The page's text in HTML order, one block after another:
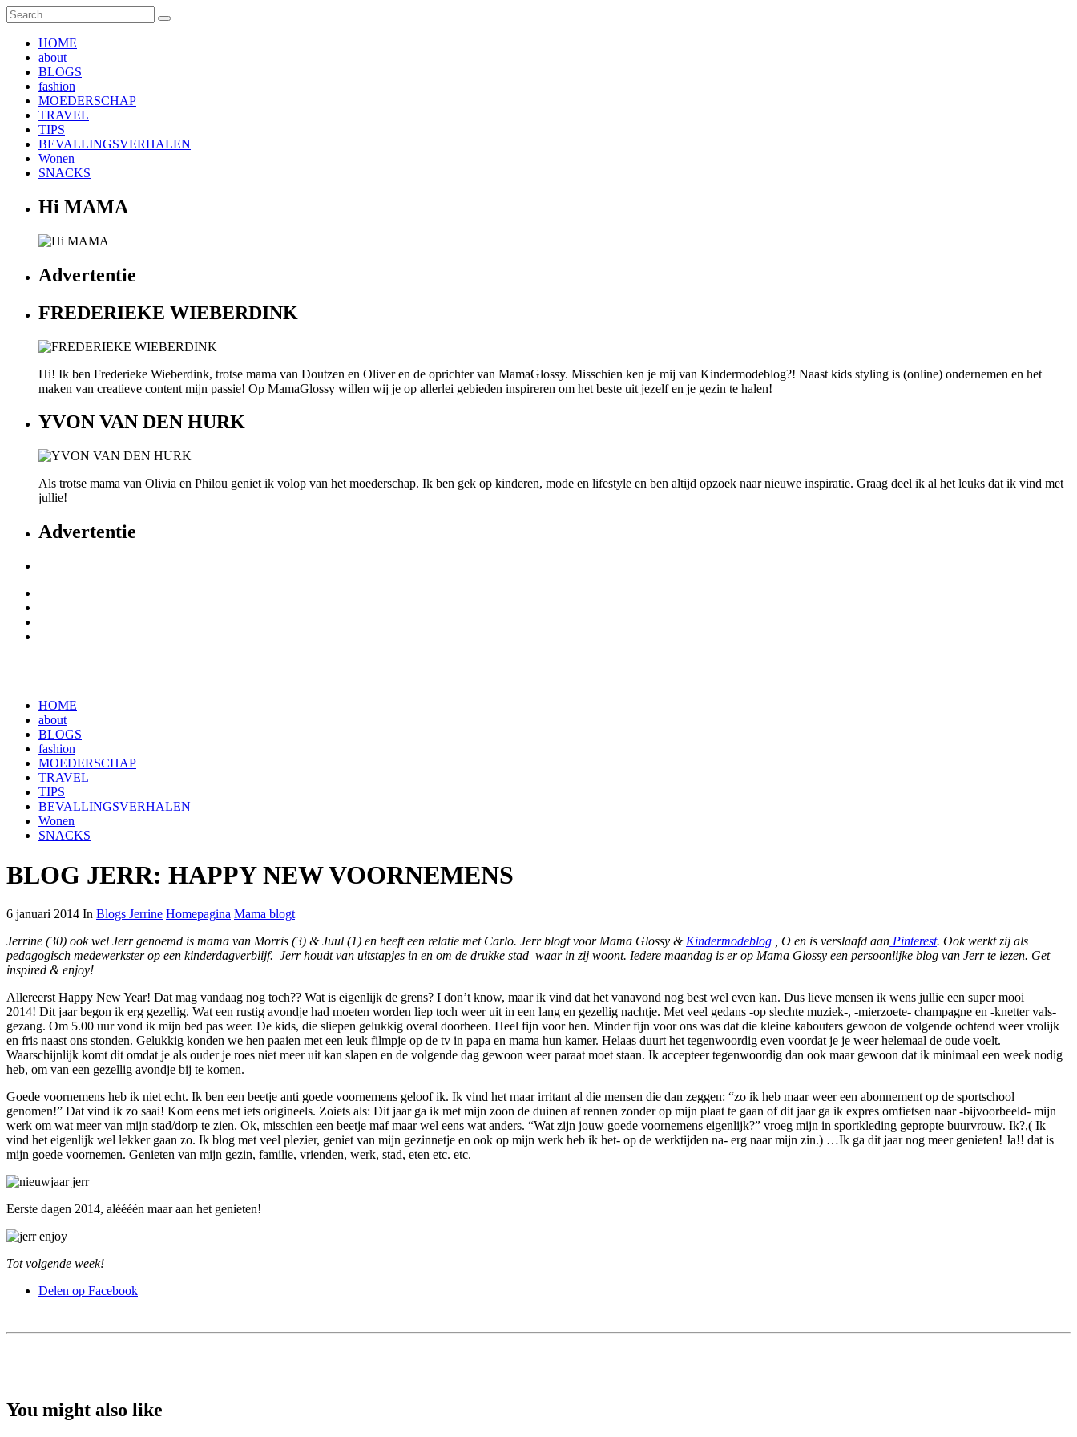
HOME
about
BLOGS
fashion
MOEDERSCHAP
TRAVEL
TIPS
BEVALLINGSVERHALEN
Wonen
SNACKS
Hi MAMA
Advertentie
FREDERIEKE WIEBERDINK
Hi! Ik ben Frederieke Wieberdink, trotse mama van Doutzen en Oliver en de oprichter van MamaGlossy. Misschien ken je mij van Kindermodeblog?! Naast kids styling is (online) ondernemen en het
maken van creatieve content mijn passie! Op MamaGlossy willen wij je op allerlei gebieden inspireren om het beste uit jezelf en je gezin te halen!
YVON VAN DEN HURK
Als trotse mama van Olivia en Philou geniet ik volop van het moederschap. Ik ben gek op kinderen, mode en lifestyle en ben altijd opzoek naar nieuwe inspiratie. Graag deel ik al het leuks dat ik vind met
jullie!
Advertentie
HOME
about
BLOGS
fashion
MOEDERSCHAP
TRAVEL
TIPS
BEVALLINGSVERHALEN
Wonen
SNACKS
BLOG JERR: HAPPY NEW VOORNEMENS
6 januari 2014 In Blogs Jerrine Homepagina Mama blogt
Jerrine (30) ook wel Jerr genoemd is mama van Morris (3) & Juul (1) en heeft een relatie met Carlo. Jerr blogt voor Mama Glossy & Kindermodeblog , O en is verslaafd aan Pinterest. Ook werkt zij als
pedagogisch medewerkster op een kinderdagverblijf. Jerr houdt van uitstapjes in en om de drukke stad waar in zij woont. Iedere maandag is er op Mama Glossy een persoonlijke blog van Jerr te lezen. Get
inspired & enjoy!
Allereerst Happy New Year! Dat mag vandaag nog toch?? Wat is eigenlijk de grens? I don’t know, maar ik vind dat het vanavond nog best wel even kan. Dus lieve mensen ik wens jullie een super mooi
2014! Dit jaar begon ik erg gezellig. Wat een rustig avondje had moeten worden liep toch weer uit in een lang en gezellig nachtje. Met veel gedans -op slechte muziek-, -mierzoete- champagne en -knetter vals-
gezang. Om 5.00 uur vond ik mijn bed pas weer. De kids, die sliepen gelukkig overal doorheen. Heel fijn voor hen. Minder fijn voor ons was dat die kleine kabouters gewoon de volgende ochtend weer vrolijk
en fris naast ons stonden. Gelukkig konden we hen paaien met een leuk filmpje op de tv in papa en mama hun kamer. Helaas duurt het tegenwoordig even voordat je je weer helemaal de oude voelt.
Waarschijnlijk komt dit omdat je als ouder je roes niet meer uit kan slapen en de volgende dag gewoon weer paraat moet staan. Ik accepteer tegenwoordig dan ook maar gewoon dat ik minimaal een week nodig
heb, om van een gezellig avondje bij te komen.
Goede voornemens heb ik niet echt. Ik ben een beetje anti goede voornemens geloof ik. Ik vind het maar irritant al die mensen die dan zeggen: “zo ik heb maar weer een abonnement op de sportschool
genomen!” Dat vind ik zo saai! Kom eens met iets origineels. Zoiets als: Dit jaar ga ik met mijn zoon de duinen af rennen zonder op mijn plaat te gaan of dit jaar ga ik expres omfietsen naar -bijvoorbeeld- mijn
werk om wat meer van mijn stad/dorp te zien. Ok, misschien een beetje maf maar wel eens wat anders. “Wat zijn jouw goede voornemens eigenlijk?” vroeg mijn in sportkleding gepropte buurvrouw. Ik?,( Ik
vind het eigenlijk wel lekker gaan zo. Ik blog met veel plezier, geniet van mijn gezinnetje en ook op mijn werk heb ik het- op de werktijden na- erg naar mijn zin.) …Ik ga dit jaar nog meer genieten! Ja!! dat is
mijn goede voornemen. Genieten van mijn gezin, familie, vrienden, werk, stad, eten etc. etc.
Eerste dagen 2014, aléééén maar aan het genieten!
Tot volgende week!
Delen op Facebook
You might also like